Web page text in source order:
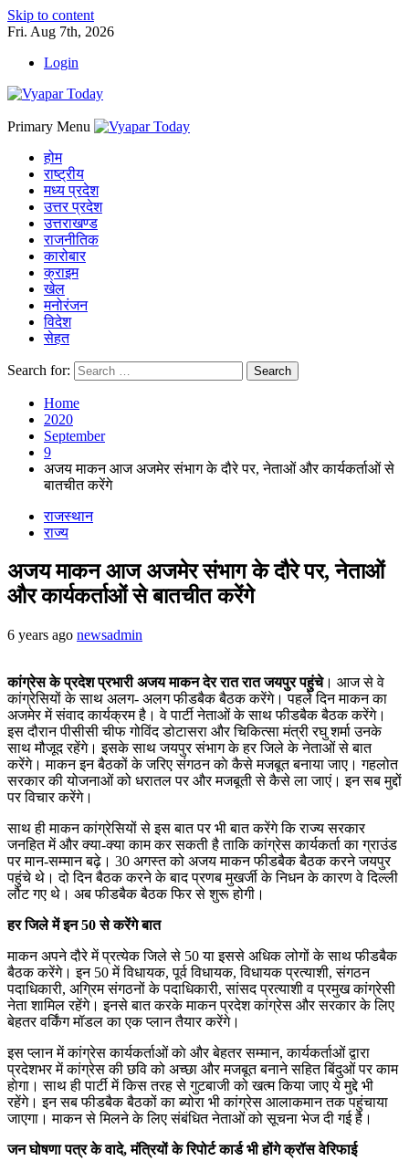
Skip to content
Fri. Aug 7th, 2026
Login
Primary Menu
होम
राष्ट्रीय
मध्य प्रदेश
उत्तर प्रदेश
उत्तराखण्ड
राजनीतिक
कारोबार
क्राइम
खेल
मनोरंजन
विदेश
सेहत
Search for:
Home
2020
September
9
अजय माकन आज अजमेर संभाग के दौरे पर, नेताओं और कार्यकर्ताओं से
बातचीत करेंगे
राजस्थान
राज्य
अजय माकन आज अजमेर संभाग के दौरे पर, नेताओं
और कार्यकर्ताओं से बातचीत करेंगे
6 years ago newsadmin
कांग्रेस के प्रदेश प्रभारी अजय माकन देर रात रात जयपुर पहुंचे। आज से वे
कांग्रेसियों के साथ अलग- अलग फीडबैक बैठक करेंगे। पहले दिन माकन का
अजमेर में संवाद कार्यक्रम है। वे पार्टी नेताओं के साथ फीडबैक बैठक करेंगे।
इस दौरान पीसीसी चीफ गोविंद डोटासरा और चिकित्सा मंत्री रघु शर्मा उनके
साथ मौजूद रहेंगे। इसके साथ जयपुर संभाग के हर जिले के नेताओं से बात
करेंगे। माकन इन बैठकों के जरिए संगठन काे कैसे मजबूत बनाया जाए। गहलोत
सरकार की योजनाओं को धरातल पर और मजबूती से कैसे ला जाएं। इन सब मुद्दों
पर विचार करेंगे।
साथ ही माकन कांग्रेसियों से इस बात पर भी बात करेंगे कि राज्य सरकार
जनहित में और क्या-क्या काम कर सकती है ताकि कांग्रेस कार्यकर्ता का ग्राउंड
पर मान-सम्मान बढ़े। 30 अगस्त को अजय माकन फीडबैक बैठक करने जयपुर
पहुंचे थे। दो दिन बैठक करने के बाद प्रणब मुखर्जी के निधन के कारण वे दिल्ली
लौट गए थे। अब फीडबैक बैठक फिर से शुरू होगी।
हर जिले में इन 50 से करेंगे बात
माकन अपने दौरे में प्रत्येक जिले से 50 या इससे अधिक लोगों के साथ फीडबैक
बैठक करेंगे। इन 50 में विधायक, पूर्व विधायक, विधायक प्रत्याशी, संगठन
पदाधिकारी, अग्रिम संगठनों के पदाधिकारी, सांसद प्रत्याशी व प्रमुख कांग्रेसी
नेता शामिल रहेंगे। इनसे बात करके माकन प्रदेश कांग्रेस और सरकार के लिए
बेहतर वर्किंग मॉडल का एक प्लान तैयार करेंगे।
इस प्लान में कांग्रेस कार्यकर्ताओं काे और बेहतर सम्मान, कार्यकर्ताओं द्वारा
प्रदेशभर में कांग्रेस की छवि को अच्छा और मजबूत बनाने सहित बिंदुओं पर काम
हाेगा। साथ ही पार्टी में किस तरह से गुटबाजी को खत्म किया जाए ये मुद्दे भी
रहेंगे। इन सब फीडबैक बैठकों का ब्योरा भी कांग्रेस आलाकमान तक पहुंचाया
जाएगा। माकन से मिलने के लिए संबंधित नेताओं को सूचना भेज दी गई है।
जन घोषणा पत्र के वादे, मंत्रियों के रिपोर्ट कार्ड भी होंगे क्रॉस वेरिफाई